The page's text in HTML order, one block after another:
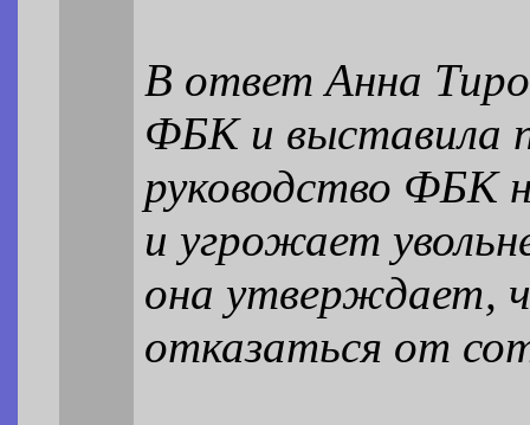
В ответ Анна
ФБК и выставила
руководство ФБК
и угрожает
она утверждает,
отказаться от